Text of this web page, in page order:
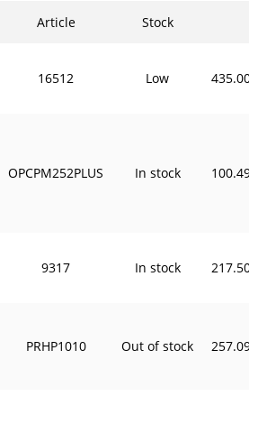
Article Stock
16512 Low 435.00
OPCPM252PLUS In stock 100.49
9317 In stock 217.50
PRHP1010 Out of stock 257.09